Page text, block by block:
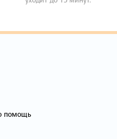
помощь